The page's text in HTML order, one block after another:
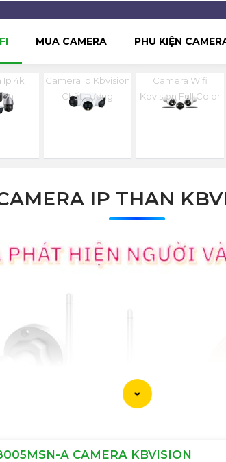
MUA CAMERA PHU KIỆN
Ip 4k
Camera Ip Kbvision
Chất Lượng
Camera Wifi
Kbvision Full Color
IP THAN
A CAMERA KBVISION